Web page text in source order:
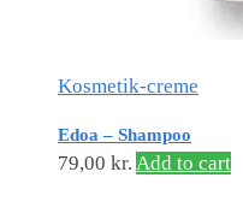
Kosmetik-creme
Edoa – Shampoo
79,00 kr. Add to cart